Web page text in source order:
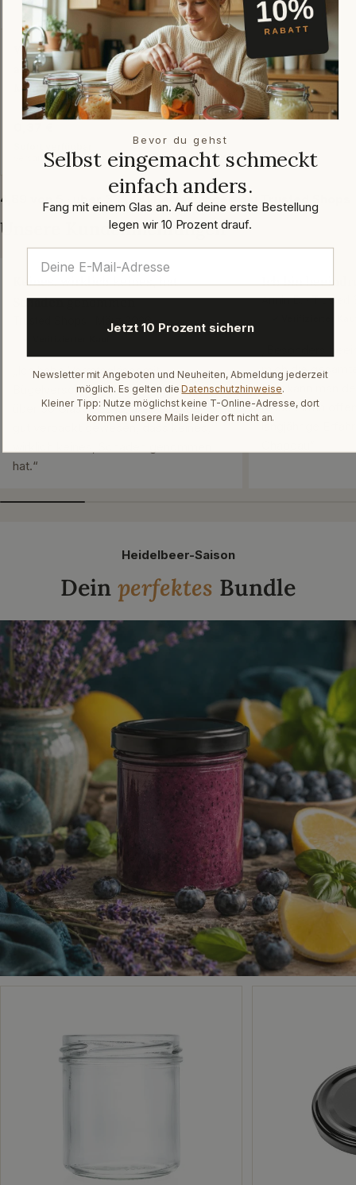
Weinschlegel 0,75 l
antikgrün - BVS
Mündung
★★★★★ (0)jetzt bewerten
versandfertig in: 1-2 Arbeitstagen
4,89 von 5 · über 33.000 Bewertungen bei Trusted Shops
Unsere Kundenmeinungen
Keines, wirklich keines, hat
Schaden genommen
Trusted Shops · März 2026
„Ich habe Vorratsgläser mit
Bügelverschluss bestellt. Es waren
über 30 Gläser. Es ist alles einfach so
hat.“
Ich bin
Armin D. · Trusted
mich die
Hier kann man
diese Firma
Heidelbeer-Saison
Dein perfektes Bundle
Bevor du gehst
Selbst eingemacht schmeckt
einfach anders.
Fang mit einem Glas an. Auf deine erste Bestellung
legen wir 10 Prozent drauf.
Jetzt 10 Prozent sichern
Newsletter mit Angeboten und Neuheiten, Abmeldung jederzeit
möglich. Es gelten die Datenschutzhinweise.
Kleiner Tipp: Nutze möglichst keine T-Online-Adresse, dort
kommen unsere Mails leider oft nicht an.